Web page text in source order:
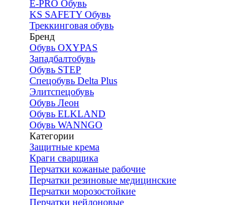
E-PRO Обувь
KS SAFETY Обувь
Треккинговая обувь
Бренд
Обувь OXYPAS
Западбалтобувь
Обувь STEP
Спецобувь Delta Plus
Элитспецобувь
Обувь Леон
Обувь ELKLAND
Обувь WANNGO
Категории
Защитные крема
Краги сварщика
Перчатки кожаные рабочие
Перчатки резиновые медицинские
Перчатки морозостойкие
Перчатки нейлоновые